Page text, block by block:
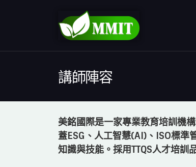
講師陣容
美銘國際是一家專業教育培訓機
蓋ESG、人工智慧(AI)、ISO標準
知識與技能。採用TTQS人才培訓